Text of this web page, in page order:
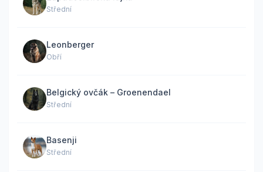
Střední
Leonberger
Obří
Belgický ovčák – Groenendael
Střední
Basenji
Střední